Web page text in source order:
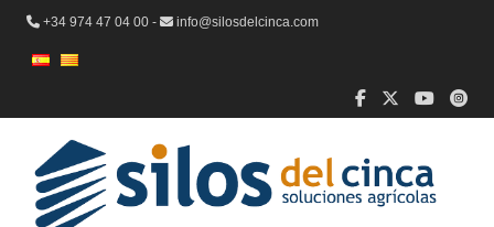
+34 974 47 04 00 - info@silosdelcinca.com